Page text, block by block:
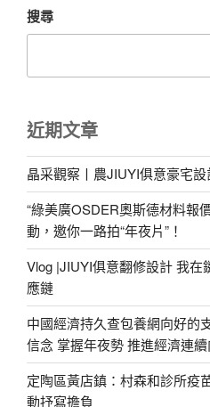
搜尋
近期文章
晶采觀察丨農JIUYI俱意豪宅
“綠美廣OSDER奧斯德材料報
動，邀你一路拍“年夜片”！
Vlog |JIUYI俱意翻修設計 我
應鏈
中國經濟持久查包養網向好的
信念 掌握年夜勢 推進經濟連
定陶區黃店鎮：村森和診所疫
動抒寫擔負